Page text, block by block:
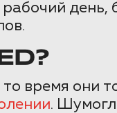
день,
время они
.